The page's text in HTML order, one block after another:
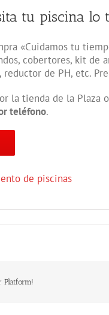
tu piscina lo
«Cuidamos tu
cobertores, kit de
reductor de PH, etc.
la tienda de la Plaza
teléfono.
Platform!